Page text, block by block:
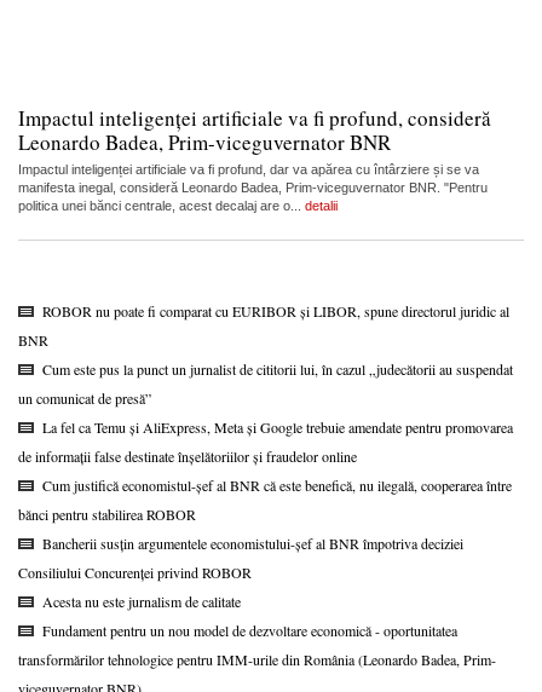
Impactul inteligenței artificiale va fi profund, consideră
Leonardo Badea, Prim-viceguvernator BNR
Impactul inteligenței artificiale va fi profund, dar va apărea cu întârziere și se va
manifesta inegal, consideră Leonardo Badea, Prim-viceguvernator BNR. "Pentru
politica unei bănci centrale, acest decalaj are o... detalii
ROBOR nu poate fi comparat cu EURIBOR și LIBOR, spune directorul juridic al
BNR
Cum este pus la punct un jurnalist de cititorii lui, în cazul „judecătorii au suspendat
un comunicat de presă”
La fel ca Temu și AliExpress, Meta și Google trebuie amendate pentru promovarea
de informații false destinate înșelătoriilor și fraudelor online
Cum justifică economistul-șef al BNR că este benefică, nu ilegală, cooperarea între
bănci pentru stabilirea ROBOR
Bancherii susțin argumentele economistului-șef al BNR împotriva deciziei
Consiliului Concurenței privind ROBOR
Acesta nu este jurnalism de calitate
Fundament pentru un nou model de dezvoltare economică - oportunitatea
transformărilor tehnologice pentru IMM-urile din România (Leonardo Badea, Prim-
viceguvernator BNR)